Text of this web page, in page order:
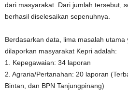
dari masyarakat. Dari jumlah tersebut,
berhasil diselesaikan sepenuhnya.
Berdasarkan data, lima masalah utama
dilaporkan masyarakat Kepri adalah:
1. Kepegawaian: 34 laporan
2. Agraria/Pertanahan: 20 laporan
Bintan, dan BPN Tanjungpinang)